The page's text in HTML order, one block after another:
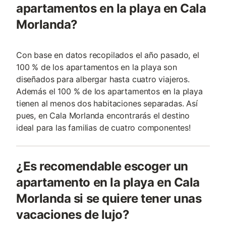
apartamentos en la playa en Cala
Morlanda?
Con base en datos recopilados el año pasado, el
100 % de los apartamentos en la playa son
diseñados para albergar hasta cuatro viajeros.
Además el 100 % de los apartamentos en la playa
tienen al menos dos habitaciones separadas. Así
pues, en Cala Morlanda encontrarás el destino
ideal para las familias de cuatro componentes!
¿Es recomendable escoger un
apartamento en la playa en Cala
Morlanda si se quiere tener unas
vacaciones de lujo?